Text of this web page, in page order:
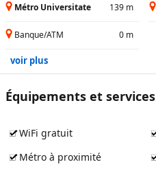
Métro Universitate 139 m
Banque/ATM 0 m
voir plus
Équipements et services
WiFi gratuit
Métro à proximité